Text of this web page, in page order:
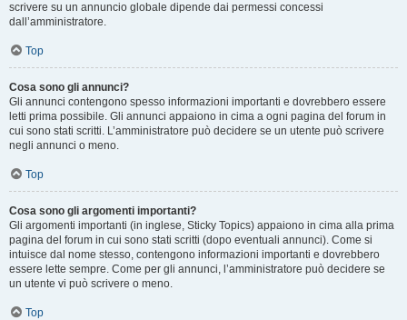
scrivere su un annuncio globale dipende dai permessi concessi
dall’amministratore.
Top
Cosa sono gli annunci?
Gli annunci contengono spesso informazioni importanti e dovrebbero essere
letti prima possibile. Gli annunci appaiono in cima a ogni pagina del forum in
cui sono stati scritti. L’amministratore può decidere se un utente può scrivere
negli annunci o meno.
Top
Cosa sono gli argomenti importanti?
Gli argomenti importanti (in inglese, Sticky Topics) appaiono in cima alla prima
pagina del forum in cui sono stati scritti (dopo eventuali annunci). Come si
intuisce dal nome stesso, contengono informazioni importanti e dovrebbero
essere lette sempre. Come per gli annunci, l’amministratore può decidere se
un utente vi può scrivere o meno.
Top